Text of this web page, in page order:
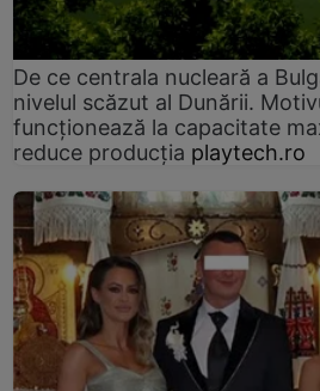
De ce centrala nucleară a
nivelul scăzut al Dunării.
funcționează la capacitate
reduce producția playtech.ro